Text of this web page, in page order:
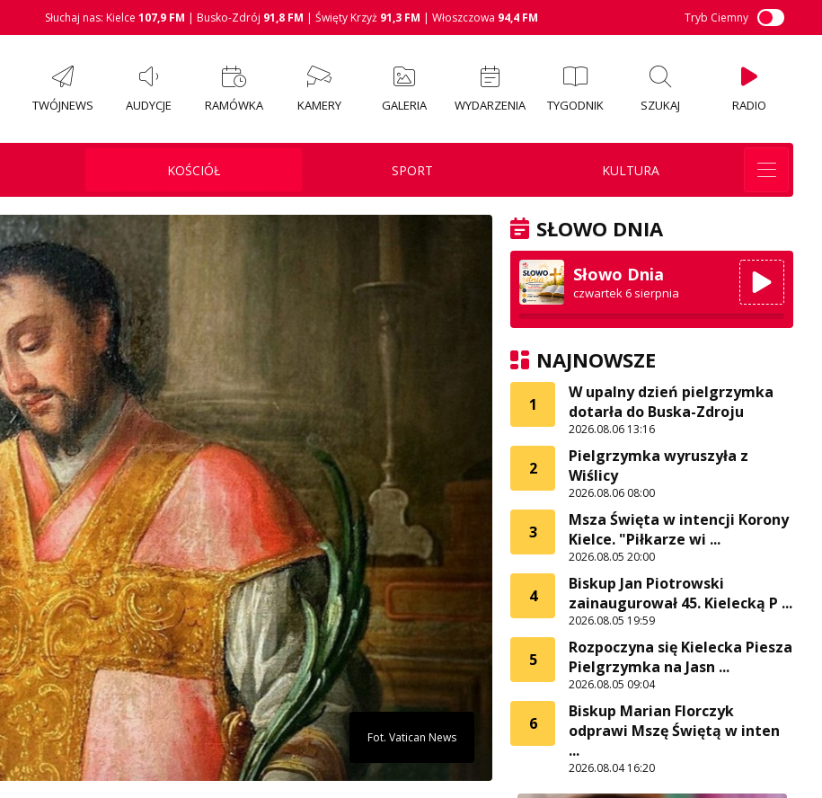
Słuchaj nas: Kielce 107,9 FM | Busko-Zdrój 91,8 FM | Święty Krzyż 91,3 FM | Włoszczowa 94,4 FM Tryb Ciemny
TWÓJNEWS AUDYCJE RAMÓWKA KAMERY GALERIA WYDARZENIA TYGODNIK SZUKAJ RADIO
KOŚCIÓŁ SPORT KULTURA
Fot. Vatican News
SŁOWO DNIA
Słowo Dnia
czwartek 6 sierpnia
NAJNOWSZE
1
W upalny dzień pielgrzymka
dotarła do Buska-Zdroju
2026.08.06 13:16
2
Pielgrzymka wyruszyła z
Wiślicy
2026.08.06 08:00
3
Msza Święta w intencji Korony
Kielce. "Piłkarze wi ...
2026.08.05 20:00
4
Biskup Jan Piotrowski
zainaugurował 45. Kielecką P ...
2026.08.05 19:59
5
Rozpoczyna się Kielecka Piesza
Pielgrzymka na Jasn ...
2026.08.05 09:04
6
Biskup Marian Florczyk
odprawi Mszę Świętą w inten
...
2026.08.04 16:20